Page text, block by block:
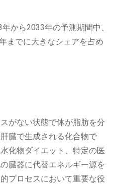
から2033年の予測期間中、
までに大きなシェアを占め
がない状態で体が脂肪を分
臓で生成される化合物で
化物ダイエット、特定の医
臓器に代替エネルギー源を
プロセスにおいて重要な役